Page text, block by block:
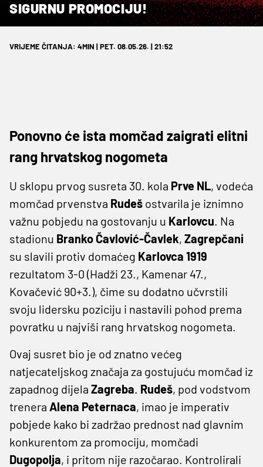
SIGURNU PROMOCIJU!
VRIJEME ČITANJA: 4MIN | PET. 08.05.26. | 21:52
Ponovno će ista momčad zaigrati elitni
rang hrvatskog nogometa
U sklopu prvog susreta 30. kola Prve NL, vodeća
momčad prvenstva Rudeš ostvarila je iznimno
važnu pobjedu na gostovanju u Karlovcu. Na
stadionu Branko Čavlović-Čavlek, Zagrepčani
su slavili protiv domaćeg Karlovca 1919
rezultatom 3-0 (Hadži 23., Kamenar 47.,
Kovačević 90+3.), čime su dodatno učvrstili
svoju lidersku poziciju i nastavili pohod prema
povratku u najviši rang hrvatskog nogometa.
Ovaj susret bio je od znatno većeg
natjecateljskog značaja za gostujuću momčad iz
zapadnog dijela Zagreba. Rudeš, pod vodstvom
trenera Alena Peternaca, imao je imperativ
pobjede kako bi zadržao prednost nad glavnim
konkurentom za promociju, momčadi
Dugopolja, i pritom nije razočarao. Kontrolirali